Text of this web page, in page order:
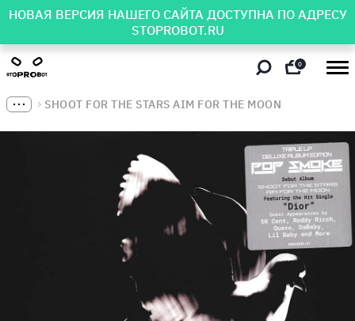
НОВАЯ ВЕРСИЯ НАШЕГО САЙТА ДОСТУПНА ПО АДРЕСУ
STOPROBOT.RU
0
SHOOT FOR THE STARS AIM FOR THE MOON